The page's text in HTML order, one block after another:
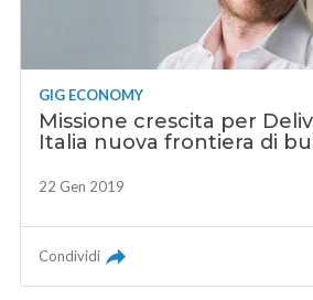
GIG ECONOMY
Missione crescita per
Italia nuova frontiera di
22 Gen 2019
Condividi